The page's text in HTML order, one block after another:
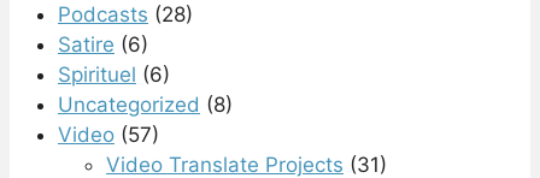
Podcasts (28)
Satire (6)
Spirituel (6)
Uncategorized (8)
Video (57)
Video Translate Projects (31)